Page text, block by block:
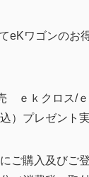
eKワゴンのお
売 ｅｋクロス/
）プレゼント
ご購入及びご